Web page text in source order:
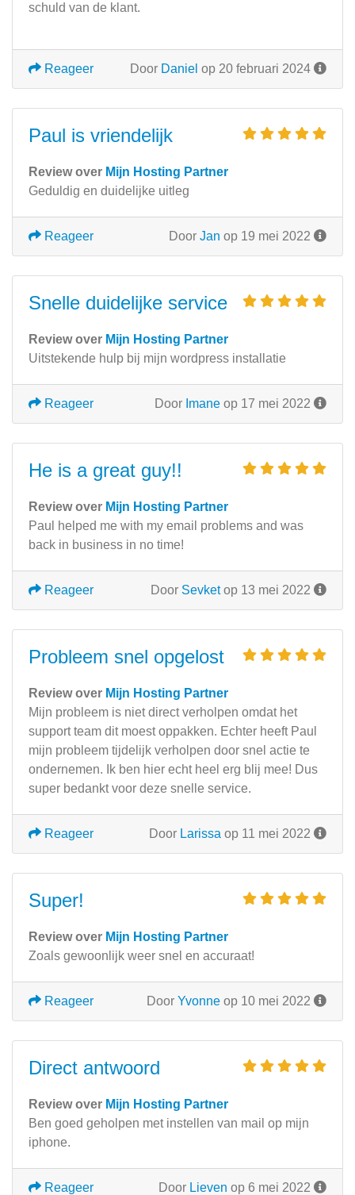
schuld van de klant.
Door Daniel op 20 februari 2024
Reageer
Paul is vriendelijk
Review over Mijn Hosting Partner
Geduldig en duidelijke uitleg
Door Jan op 19 mei 2022
Reageer
Snelle duidelijke service
Review over Mijn Hosting Partner
Uitstekende hulp bij mijn wordpress installatie
Door Imane op 17 mei 2022
Reageer
He is a great guy!!
Review over Mijn Hosting Partner
Paul helped me with my email problems and was
back in business in no time!
Door Sevketop 13 mei 2022
Reageer
Probleem snel opgelost
Review over Mijn Hosting Partner
Mijn probleem is niet direct verholpen omdat het
support team dit moest oppakken. Echter heeft Paul
mijn probleem tijdelijk verholpen door snel actie te
ondernemen. Ik ben hier echt heel erg blij mee! Dus
super bedankt voor deze snelle service.
Door Larissa op 11 mei 2022
Reageer
Super!
Review over Mijn Hosting Partner
Zoals gewoonlijk weer snel en accuraat!
Door Yvonne op 10 mei 2022
Reageer
Direct antwoord
Review over Mijn Hosting Partner
Ben goed geholpen met instellen van mail op mijn
iphone.
Door Lieven op 6 mei 2022
Reageer